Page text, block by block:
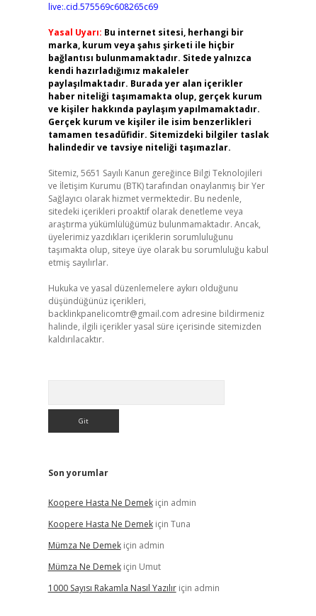
live:.cid.575569c608265c69
Yasal Uyarı: Bu internet sitesi, herhangi bir
marka, kurum veya şahıs şirketi ile hiçbir
bağlantısı bulunmamaktadır. Sitede yalnızca
kendi hazırladığımız makaleler
paylaşılmaktadır. Burada yer alan içerikler
haber niteliği taşımamakta olup, gerçek kurum
ve kişiler hakkında paylaşım yapılmamaktadır.
Gerçek kurum ve kişiler ile isim benzerlikleri
tamamen tesadüfidir. Sitemizdeki bilgiler taslak
halindedir ve tavsiye niteliği taşımazlar.
Sitemiz, 5651 Sayılı Kanun gereğince Bilgi Teknolojileri
ve İletişim Kurumu (BTK) tarafından onaylanmış bir Yer
Sağlayıcı olarak hizmet vermektedir. Bu nedenle,
sitedeki içerikleri proaktif olarak denetleme veya
araştırma yükümlülüğümüz bulunmamaktadır. Ancak,
üyelerimiz yazdıkları içeriklerin sorumluluğunu
taşımakta olup, siteye üye olarak bu sorumluluğu kabul
etmiş sayılırlar.
Hukuka ve yasal düzenlemelere aykırı olduğunu
düşündüğünüz içerikleri,
backlinkpanelicomtr@gmail.com adresine bildirmeniz
halinde, ilgili içerikler yasal süre içerisinde sitemizden
kaldırılacaktır.
Son yorumlar
Koopere Hasta Ne Demekiçin admin
Koopere Hasta Ne Demekiçin Tuna
Mümza Ne Demekiçin admin
Mümza Ne Demekiçin Umut
1000 Sayısı Rakamla Nasıl Yazılıriçin admin